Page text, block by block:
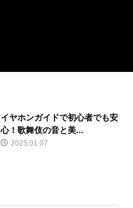
イヤホンガイドで初心者でも安
心！歌舞伎の音と美...
2025.01.07